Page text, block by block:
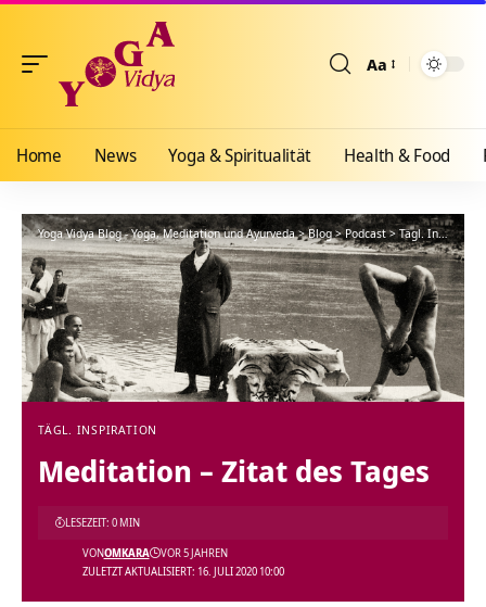
Aa
Home News Yoga & Spiritualität Health & Food
Yoga Vidya Blog - Yoga, Meditation und Ayurveda>Blog>Podcast>Tägl. Inspiration
TÄGL. INSPIRATION
Meditation – Zitat des Tages
ZULETZT AKTUALISIERT: 16. JULI 2020 10:00
VONOMKARA VOR 5 JAHREN
LESEZEIT: 0 MIN